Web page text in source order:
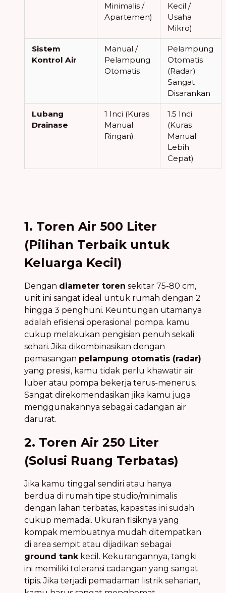
Minimalis /
Apartemen)
Kecil /
Usaha
Mikro)
Sistem
Kontrol Air
Manual /
Pelampung
Otomatis
Pelampung
Otomatis
(Radar)
Sangat
Disarankan
Lubang
Drainase
1 Inci (Kuras
Manual
Ringan)
1.5 Inci
(Kuras
Manual
Lebih
Cepat)
1. Toren Air 500 Liter
(Pilihan Terbaik untuk
Keluarga Kecil)
Dengan diameter toren sekitar 75-80 cm,
unit ini sangat ideal untuk rumah dengan 2
hingga 3 penghuni. Keuntungan utamanya
adalah efisiensi operasional pompa. kamu
cukup melakukan pengisian penuh sekali
sehari. Jika dikombinasikan dengan
pemasangan pelampung otomatis (radar)
yang presisi, kamu tidak perlu khawatir air
luber atau pompa bekerja terus-menerus.
Sangat direkomendasikan jika kamu juga
menggunakannya sebagai cadangan air
darurat.
2. Toren Air 250 Liter
(Solusi Ruang Terbatas)
Jika kamu tinggal sendiri atau hanya
berdua di rumah tipe studio/minimalis
dengan lahan terbatas, kapasitas ini sudah
cukup memadai. Ukuran fisiknya yang
kompak membuatnya mudah ditempatkan
di area sempit atau dijadikan sebagai
ground tankkecil. Kekurangannya, tangki
ini memiliki toleransi cadangan yang sangat
tipis. Jika terjadi pemadaman listrik seharian,